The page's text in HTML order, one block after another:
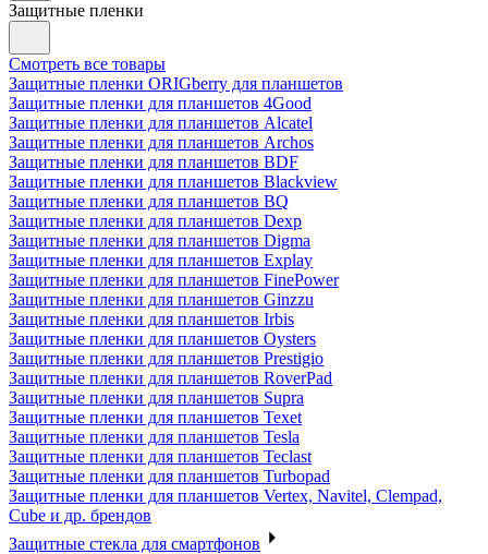
Защитные пленки
Смотреть все товары
Защитные пленки ORIGberry для планшетов
Защитные пленки для планшетов 4Good
Защитные пленки для планшетов Alcatel
Защитные пленки для планшетов Archos
Защитные пленки для планшетов BDF
Защитные пленки для планшетов Blackview
Защитные пленки для планшетов BQ
Защитные пленки для планшетов Dexp
Защитные пленки для планшетов Digma
Защитные пленки для планшетов Explay
Защитные пленки для планшетов FinePower
Защитные пленки для планшетов Ginzzu
Защитные пленки для планшетов Irbis
Защитные пленки для планшетов Oysters
Защитные пленки для планшетов Prestigio
Защитные пленки для планшетов RoverPad
Защитные пленки для планшетов Supra
Защитные пленки для планшетов Texet
Защитные пленки для планшетов Tesla
Защитные пленки для планшетов Teclast
Защитные пленки для планшетов Turbopad
Защитные пленки для планшетов Vertex, Navitel, Clempad,
Cube и др. брендов
Защитные стекла для смартфонов